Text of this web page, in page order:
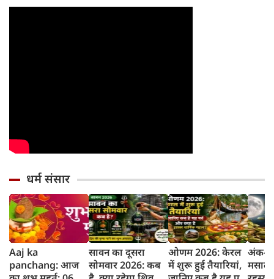
धर्म संसार
Aaj ka
panchang: आज
सावन का दूसरा
सोमवार 2026: कब
ओणम 2026: केरल
में शुरू हुई तैयारियां,
अंक-
मसाले